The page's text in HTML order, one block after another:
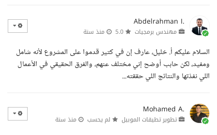
Abdelrahman I.
مهندس برمجيات منذ سنة
السلام عليكم أ. خليل، عارف إن في كتير قدموا على المشروع لأنه شامل
ومفيد، لكن حابب أوضح إني مختلف عنهم، والفرق الحقيقي في الأعمال
اللي نفذتها والنتائج اللي حققته...
Mohamed A.
تطوير تطيقات الموبيل لم يحسب منذ سنة